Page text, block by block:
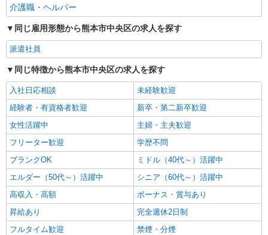
派遣社員
株式会社kotrio /●KM-H-2067364
熊本市中央区/未経験OK★誰かの支えになれる
人に！グルホの世話人♪
時給1450円〜2062円 ＜日払い有/週払い有/交
通費全支給(ガソリン代含む)＞
水前寺駅周辺 ≪車通勤OK≫
キープ 詳細を見る
派遣社員
株式会社kotrio /●KM-H-2011907
≪熊本市中央区≫夜勤なし！未経験・ブランク
OKのデイスタッフ
時給1450円〜2062円 ＜日払い有/週払い有/交
通費全支給(ガソリン代含む)＞
水前寺駅周辺 ≪車通勤OK≫
介護職・ヘルパー
同じ雇用形態から熊本市中央区の求人を探す
派遣社員
同じ特徴から熊本市中央区の求人を探す
入社日応相談
未経験歓迎
経験者・有資格者歓迎
新卒・第二新卒歓迎
女性活躍中
主婦・主夫歓迎
フリーター歓迎
学歴不問
ブランクOK
ミドル（40代～）活躍中
エルダー（50代～）活躍中
シニア（60代～）活躍中
高収入・高額
ボーナス・賞与あり
昇給あり
完全週休2日制
フルタイム歓迎
禁煙・分煙